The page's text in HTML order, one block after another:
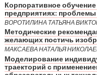
Корпоративное
предприятиях:
ВОРОТИЛИНА ТАТЬЯНА
Методические
желающих постичь
МАКСАЕВА НАТАЛЬЯ
Моделирование
траекторий с